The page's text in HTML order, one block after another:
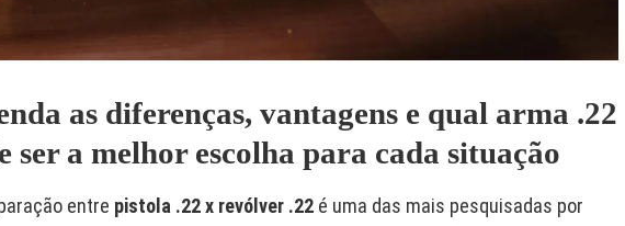
as diferenças, vantagens e qual arma .22
ser a melhor escolha para cada situação
entre pistola .22 x revólver .22 é uma das mais pesquisadas por